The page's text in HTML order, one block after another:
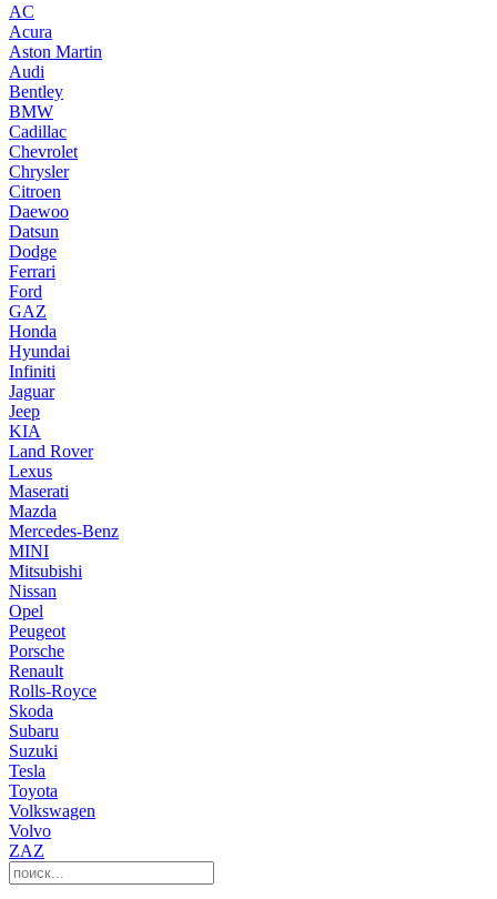
AC
Acura
Aston Martin
Audi
Bentley
BMW
Cadillac
Chevrolet
Chrysler
Citroen
Daewoo
Datsun
Dodge
Ferrari
Ford
GAZ
Honda
Hyundai
Infiniti
Jaguar
Jeep
KIA
Land Rover
Lexus
Maserati
Mazda
Mercedes-Benz
MINI
Mitsubishi
Nissan
Opel
Peugeot
Porsche
Renault
Rolls-Royce
Skoda
Subaru
Suzuki
Tesla
Toyota
Volkswagen
Volvo
ZAZ